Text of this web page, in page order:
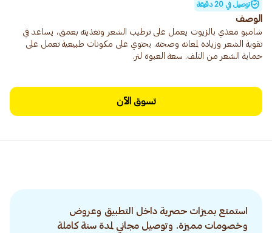
توصيل في 20 دقيقة
الوصف
شامبو مغذي بالزيوت يعمل على ترطيب الشعر وتغذيته بعمق، يساعد في
تقوية الشعر وزيادة لمعانه وصحته. يحتوي على مكونات طبيعية تعمل على
حماية الشعر من التلف. سعة العبوة لتر.
تسوق الآن
استمتع بميزات حصرية داخل التطبيق وعروض
وخصومات مميزة. وتوصيل مجاني لمدة سنة كاملة